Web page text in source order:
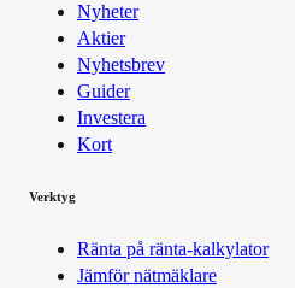
Nyheter
Aktier
Nyhetsbrev
Guider
Investera
Kort
Verktyg
Ränta på ränta-kalkylator
Jämför nätmäklare